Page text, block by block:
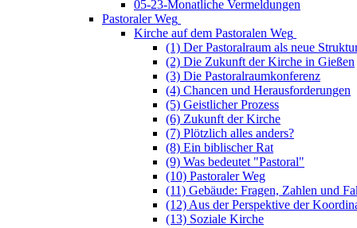
05-23-Monatliche Vermeldungen
Pastoraler Weg
Kirche auf dem Pastoralen Weg
(1) Der Pastoralraum als neue
(2) Die Zukunft der Kirche in Gießen
(3) Die Pastoralraumkonferenz
(4) Chancen und Herausforderungen
(5) Geistlicher Prozess
(6) Zukunft der Kirche
(7) Plötzlich alles anders?
(8) Ein biblischer Rat
(9) Was bedeutet "Pastoral"
(10) Pastoraler Weg
(11) Gebäude: Fragen, Zahlen und
(12) Aus der Perspektive der
(13) Soziale Kirche